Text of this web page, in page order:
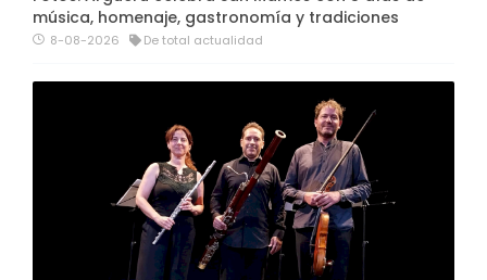
música, homenaje, gastronomía y tradiciones
8-08-2026 De total actualidad